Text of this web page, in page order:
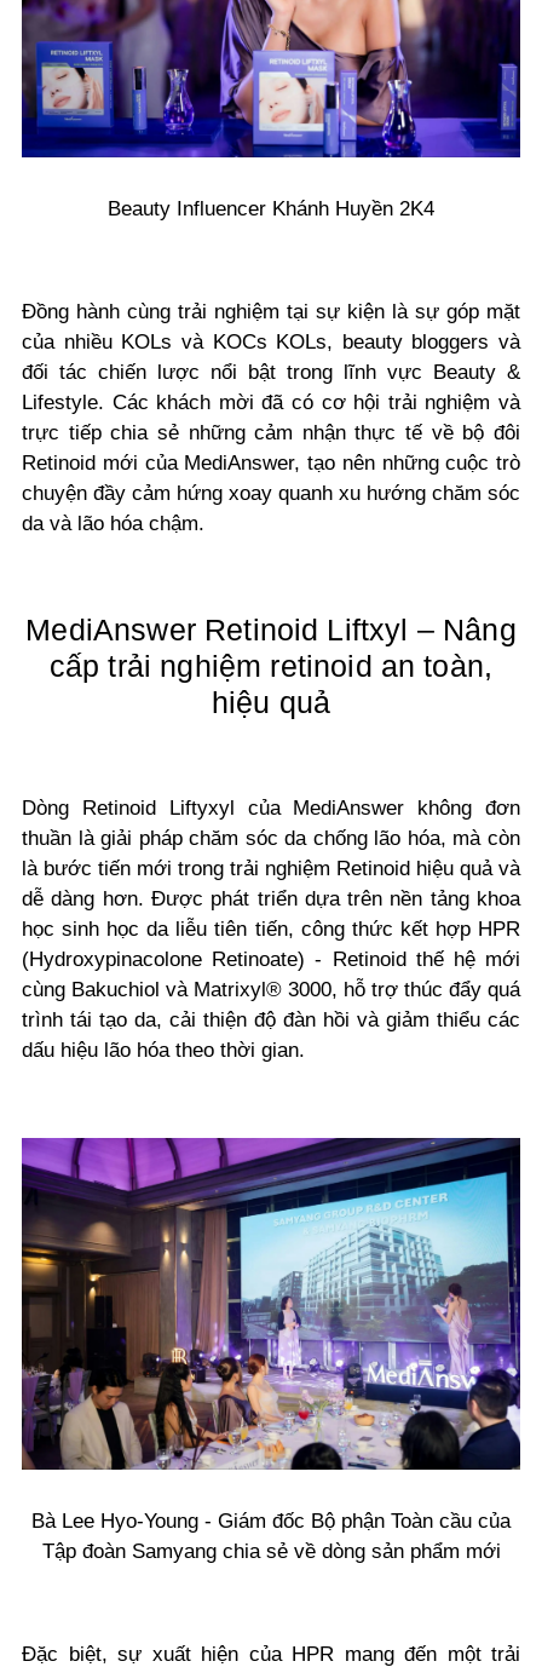
Beauty Influencer Khánh Huyền 2K4
Đồng hành cùng trải nghiệm tại sự kiện là sự góp mặt
của nhiều KOLs và KOCs KOLs, beauty bloggers và
đối tác chiến lược nổi bật trong lĩnh vực Beauty &
Lifestyle. Các khách mời đã có cơ hội trải nghiệm và
trực tiếp chia sẻ những cảm nhận thực tế về bộ đôi
Retinoid mới của MediAnswer, tạo nên những cuộc trò
chuyện đầy cảm hứng xoay quanh xu hướng chăm sóc
da và lão hóa chậm.
MediAnswer Retinoid Liftxyl – Nâng
cấp trải nghiệm retinoid an toàn,
hiệu quả
Dòng Retinoid Liftyxyl của MediAnswer không đơn
thuần là giải pháp chăm sóc da chống lão hóa, mà còn
là bước tiến mới trong trải nghiệm Retinoid hiệu quả và
dễ dàng hơn. Được phát triển dựa trên nền tảng khoa
học sinh học da liễu tiên tiến, công thức kết hợp HPR
(Hydroxypinacolone Retinoate) - Retinoid thế hệ mới
cùng Bakuchiol và Matrixyl® 3000, hỗ trợ thúc đẩy quá
trình tái tạo da, cải thiện độ đàn hồi và giảm thiểu các
dấu hiệu lão hóa theo thời gian.
Bà Lee Hyo-Young - Giám đốc Bộ phận Toàn cầu của
Tập đoàn Samyang chia sẻ về dòng sản phẩm mới
Đặc biệt, sự xuất hiện của HPR mang đến một trải